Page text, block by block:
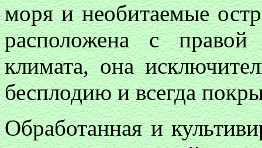
моря и необитаемые
расположена с
климата, она
бесплодию и всегда
Обработанная и